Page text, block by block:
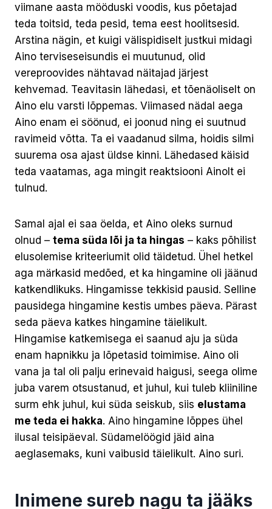
viimane aasta mööduski voodis, kus põetajad
teda toitsid, teda pesid, tema eest hoolitsesid.
Arstina nägin, et kuigi välispidiselt justkui midagi
Aino terviseseisundis ei muutunud, olid
vereproovides nähtavad näitajad järjest
kehvemad. Teavitasin lähedasi, et tõenäoliselt on
Aino elu varsti lõppemas. Viimased nädal aega
Aino enam ei söönud, ei joonud ning ei suutnud
ravimeid võtta. Ta ei vaadanud silma, hoidis silmi
suurema osa ajast üldse kinni. Lähedased käisid
teda vaatamas, aga mingit reaktsiooni Ainolt ei
tulnud.
Samal ajal ei saa öelda, et Aino oleks surnud
olnud – tema süda lõi ja ta hingas – kaks põhilist
elusolemise kriteeriumit olid täidetud. Ühel hetkel
aga märkasid medõed, et ka hingamine oli jäänud
katkendlikuks. Hingamisse tekkisid pausid. Selline
pausidega hingamine kestis umbes päeva. Pärast
seda päeva katkes hingamine täielikult.
Hingamise katkemisega ei saanud aju ja süda
enam hapnikku ja lõpetasid toimimise. Aino oli
vana ja tal oli palju erinevaid haigusi, seega olime
juba varem otsustanud, et juhul, kui tuleb kliiniline
surm ehk juhul, kui süda seiskub, siis elustama
me teda ei hakka. Aino hingamine lõppes ühel
ilusal teisipäeval. Südamelöögid jäid aina
aeglasemaks, kuni vaibusid täielikult. Aino suri.
Inimene sureb nagu ta jääks